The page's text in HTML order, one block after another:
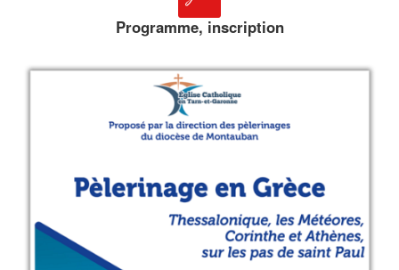
Programme, inscription